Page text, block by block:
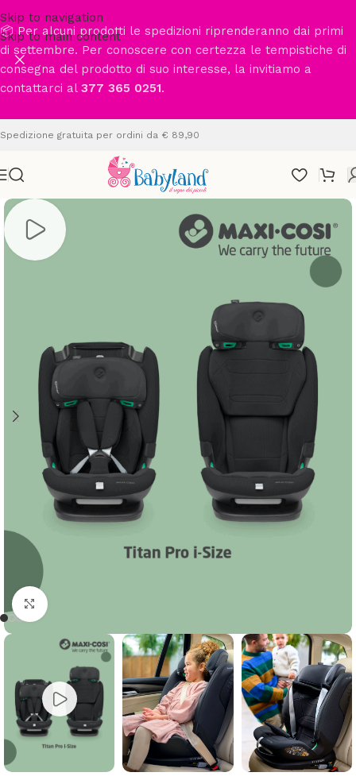
Skip to navigation
Skip to main content
📦 Per alcuni prodotti le spedizioni riprenderanno dai primi
di settembre. Per conoscere con certezza le tempistiche di
consegna del prodotto di suo interesse, la invitiamo a
contattarci al 377 365 0251.
Spedizione gratuita per ordini da € 89,90
Clicca per ingrandire